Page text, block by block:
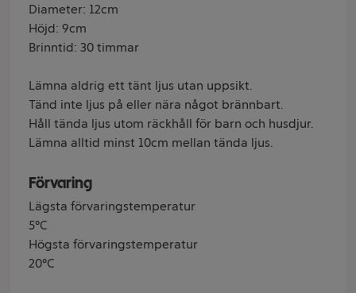
Diameter: 12cm
Höjd: 9cm
Brinntid: 30 timmar
Lämna aldrig ett tänt ljus utan uppsikt.
Tänd inte ljus på eller nära något brännbart.
Håll tända ljus utom räckhåll för barn och husdjur.
Lämna alltid minst 10cm mellan tända ljus.
Förvaring
Lägsta förvaringstemperatur
5°C
Högsta förvaringstemperatur
20°C